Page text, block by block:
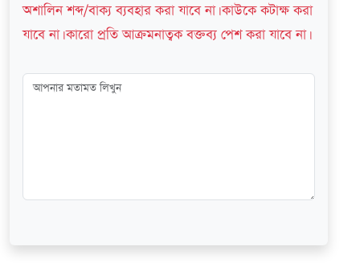
অশালিন শব্দ/বাক্য ব্যবহার করা যাবে না। কাউকে কটাক্ষ করা
যাবে না। কারো প্রতি আক্রমনাত্বক বক্তব্য পেশ করা যাবে না।